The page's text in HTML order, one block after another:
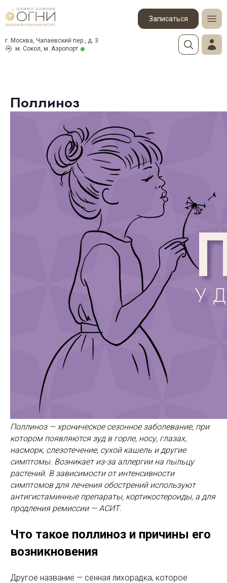
Записаться
м. Сокол, м. Аэропорт
г. Москва, Чапаевский пер., д. 3
Поллиноз
Поллиноз — хроническое сезонное заболевание, при
котором появляются зуд в горле, носу, глазах,
насморк, слезотечение, сухой кашель и другие
симптомы. Возникает из-за аллергии на пыльцу
растений. В зависимости от интенсивности
симптомов для лечения обострений используют
антигистаминные препараты, кортикостероиды, а для
продления ремиссии — АСИТ.
Что такое поллиноз и причины его
возникновения
Другое название — сенная лихорадка, которое